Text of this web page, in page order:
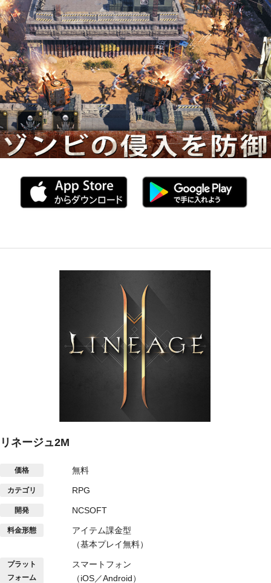
リネージュ2M
価格 無料
カテゴリ RPG
開発 NCSOFT
料金形態
アイテム課金型
（基本プレイ無料）
プラット
フォーム
スマートフォン
（iOS／Android）